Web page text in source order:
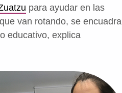
para ayudar en las
van rotando, se encuadra
educativo, explica